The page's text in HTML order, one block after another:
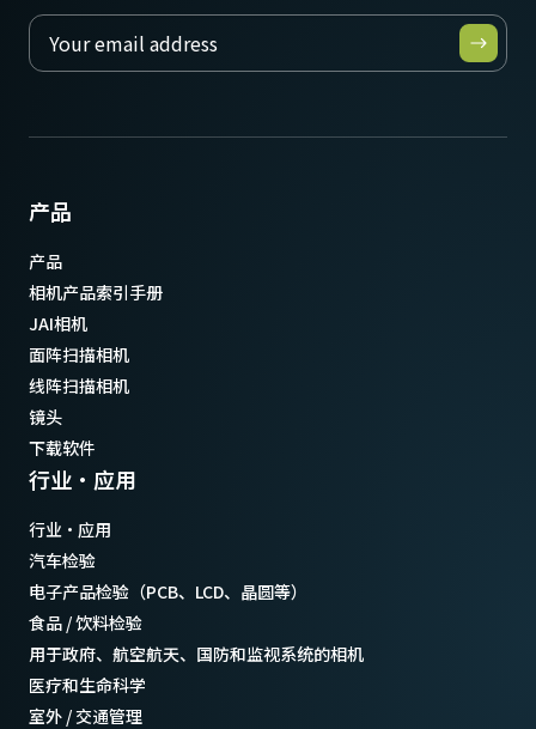
产品
产品
相机产品索引手册
JAI相机
面阵扫描相机
线阵扫描相机
镜头
下载软件
行业·应用
行业·应用
汽车检验
电子产品检验（PCB、LCD、晶圆等）
食品 / 饮料检验
用于政府、航空航天、国防和监视系统的相机
医疗和生命科学
室外 / 交通管理